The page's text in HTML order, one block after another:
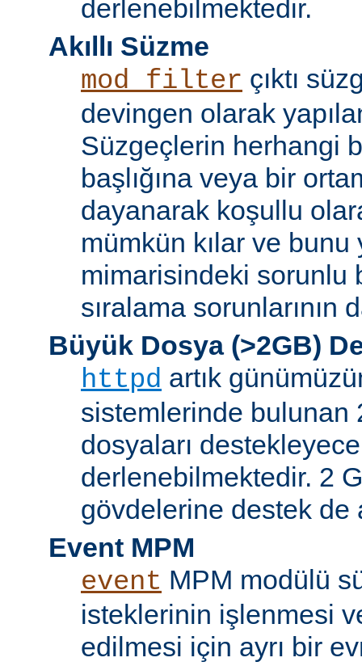
derlenebilmektedir.
Akıllı Süzme
mod_filter çıktı
devingen olarak
Süzgeçlerin herhangi
başlığına veya bir
dayanarak koşullu
mümkün kılar ve
mimarisindeki sorunlu
sıralama sorunlarının
Büyük Dosya (>2GB)
httpd artık
sistemlerinde bulunan
dosyaları
derlenebilmektedir. 2
gövdelerine destek de
Event MPM
event MPM modülü
isteklerinin işlenmesi
edilmesi için ayrı bir